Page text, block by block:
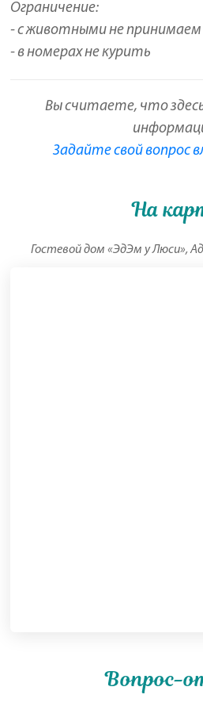
Ограничение:
- с животными не принимаем
- в номерах не курить
Вы считаете, что
Задайте свой вопрос
На
Гостевой дом «ЭдЭм у Люси»,
Вопрос-